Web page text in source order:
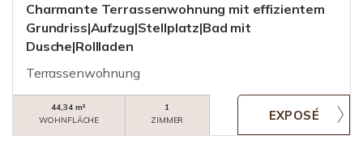
Charmante Terrassenwohnung mit effizientem
Grundriss|Aufzug|Stellplatz|Bad mit
Dusche|Rollladen
Terrassenwohnung
44,34 m²
WOHNFLÄCHE
1
ZIMMER